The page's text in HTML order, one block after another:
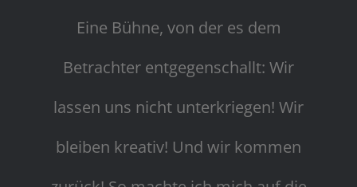
Eine Bühne, von der es dem
Betrachter entgegenschallt: Wir
lassen uns nicht unterkriegen! Wir
bleiben kreativ! Und wir kommen